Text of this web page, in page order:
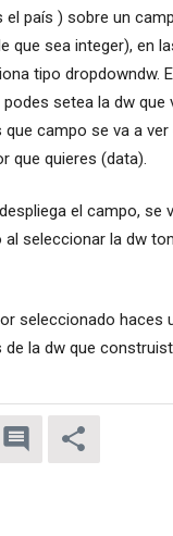
el país ) sobre un
que sea integer), en
tipo dropdowndw.
setea la dw que
campo se va a ver
que quieres (data).
el campo, se
seleccionar la dw
seleccionado haces
la dw que